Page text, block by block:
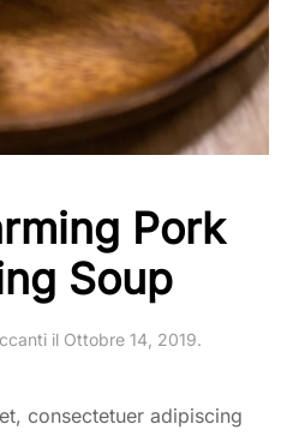
Pork
Soup
il Ottobre 14, 2019.
consectetuer adipiscing